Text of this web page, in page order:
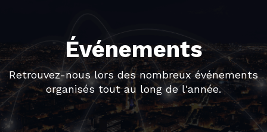
Événements
Retrouvez-nous lors des nombreux événements
organisés tout au long de l'année.